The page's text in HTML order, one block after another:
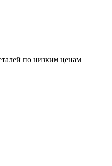
по низким ценам